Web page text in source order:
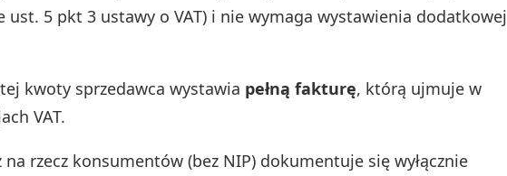
ust. 5 pkt 3 ustawy o VAT) i nie wymaga wystawienia dodatkowej
kwoty sprzedawca wystawia pełną fakturę, którą ujmuje w
VAT.
na rzecz konsumentów (bez NIP) dokumentuje się wyłącznie